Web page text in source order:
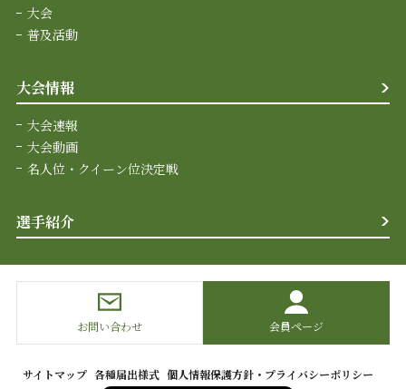
大会
普及活動
大会情報
大会速報
大会動画
名人位・クイーン位決定戦
選手紹介
お問い合わせ 会員ページ
サイトマップ 各種届出様式 個人情報保護方針・プライバシーポリシー